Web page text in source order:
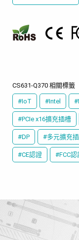
CS631-Q370 相關標籤
#IoT #Intel
#PCIe x16擴充插槽
#DP #多元擴充
#CE認證 #FCC認